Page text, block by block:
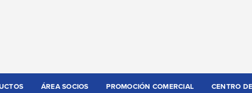
ÁREA SOCIOS PROMOCIÓN COMERCIAL CENTRO